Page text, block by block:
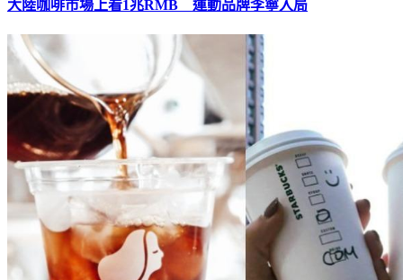
大陸咖啡市場上看1兆RMB 運動品牌李寧入局